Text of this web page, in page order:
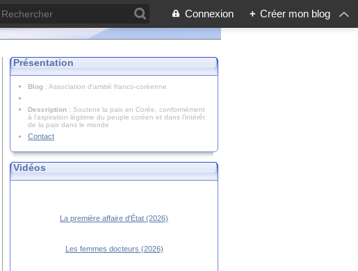
Connexion + Créer mon blog
Présentation
Blog : Association d'amitié franco-coréenne
Description : Soutenir la paix en Corée, conformément
à l'aspiration légitime du peuple coréen et dans l’intérêt
de la paix dans le monde
Contact
Vidéos
La première affaire d'État (2026)
Les femmes docteurs (2026)